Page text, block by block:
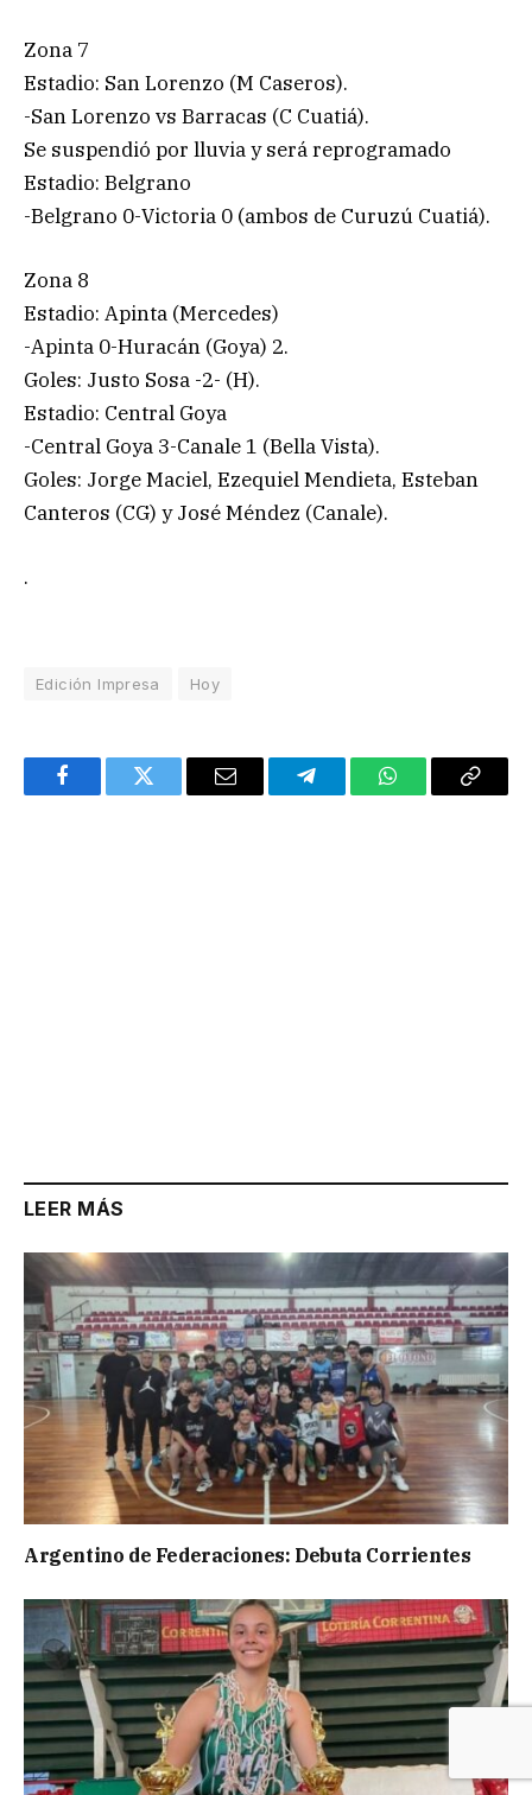
Zona 7
Estadio: San Lorenzo (M Caseros).
-San Lorenzo vs Barracas (C Cuatiá).
Se suspendió por lluvia y será reprogramado
Estadio: Belgrano
-Belgrano 0-Victoria 0 (ambos de Curuzú Cuatiá).
Zona 8
Estadio: Apinta (Mercedes)
-Apinta 0-Huracán (Goya) 2.
Goles: Justo Sosa -2- (H).
Estadio: Central Goya
-Central Goya 3-Canale 1 (Bella Vista).
Goles: Jorge Maciel, Ezequiel Mendieta, Esteban
Canteros (CG) y José Méndez (Canale).
.
Edición Impresa Hoy
FacebookTwitter Email TelegramWhatsAppCopy
LEER MÁS
Argentino de Federaciones: Debuta Corrientes